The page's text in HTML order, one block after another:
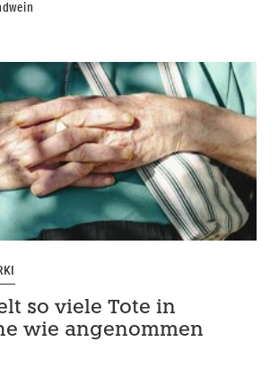
so viele Tote in
wie angenommen